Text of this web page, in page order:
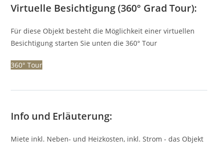
Virtuelle Besichtigung (360° Grad Tour):
Für diese Objekt besteht die Möglichkeit einer virtuellen
Besichtigung starten Sie unten die 360° Tour
360° Tour
Info und Erläuterung:
Miete inkl. Neben- und Heizkosten, inkl. Strom - das Objekt